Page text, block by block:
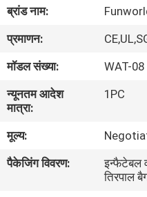
बारे
में
कारखाना
भ्रमण
ब्रांड नाम:
प्रमाणन:
मॉडल संख्या:
WAT-08
न्यूनतम आदेश
मात्रा:
1PC
मूल्य:
पैकेजिंग विवरण:
इन्फैटेबल
तिरपाल